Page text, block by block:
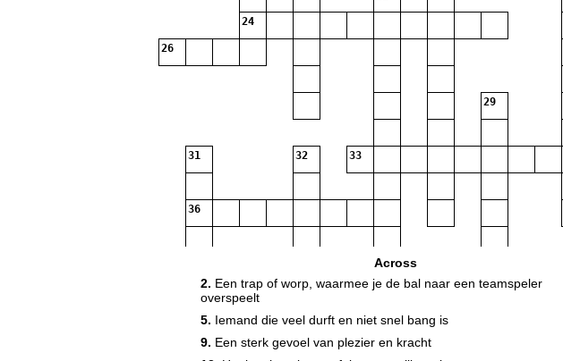
24
26
29
31 32 33
36
39
Across
2. Een trap of worp, waarmee je de bal naar een teamspeler
overspeelt
5. Iemand die veel durft en niet snel bang is
9. Een sterk gevoel van plezier en kracht